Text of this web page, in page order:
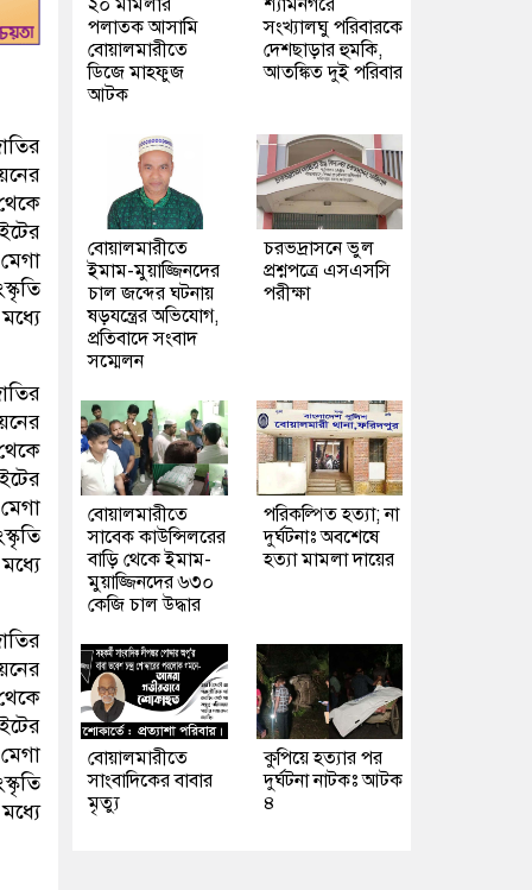
পলাতক আসামি
বোয়ালমারীতে
ডিজে মাহফুজ
আটক
সংখ্যালঘু পরিবারকে
দেশছাড়ার হুমকি,
আতঙ্কিত দুই পরিবার
বোয়ালমারীতে
ইমাম-মুয়াজ্জিনদের
চাল জব্দের ঘটনায়
ষড়যন্ত্রের অভিযোগ,
প্রতিবাদে সংবাদ
সম্মেলন
চরভদ্রাসনে ভুল
প্রশ্নপত্রে এসএসসি
পরীক্ষা
বোয়ালমারীতে
সাবেক কাউন্সিলরের
বাড়ি থেকে ইমাম-
মুয়াজ্জিনদের ৬৩০
কেজি চাল উদ্ধার
পরিকল্পিত হত্যা; না
দুর্ঘটনাঃ অবশেষে
হত্যা মামলা দায়ের
বোয়ালমারীতে
সাংবাদিকের বাবার
মৃত্যু
কুপিয়ে হত্যার পর
দুর্ঘটনা নাটকঃ আটক
৪